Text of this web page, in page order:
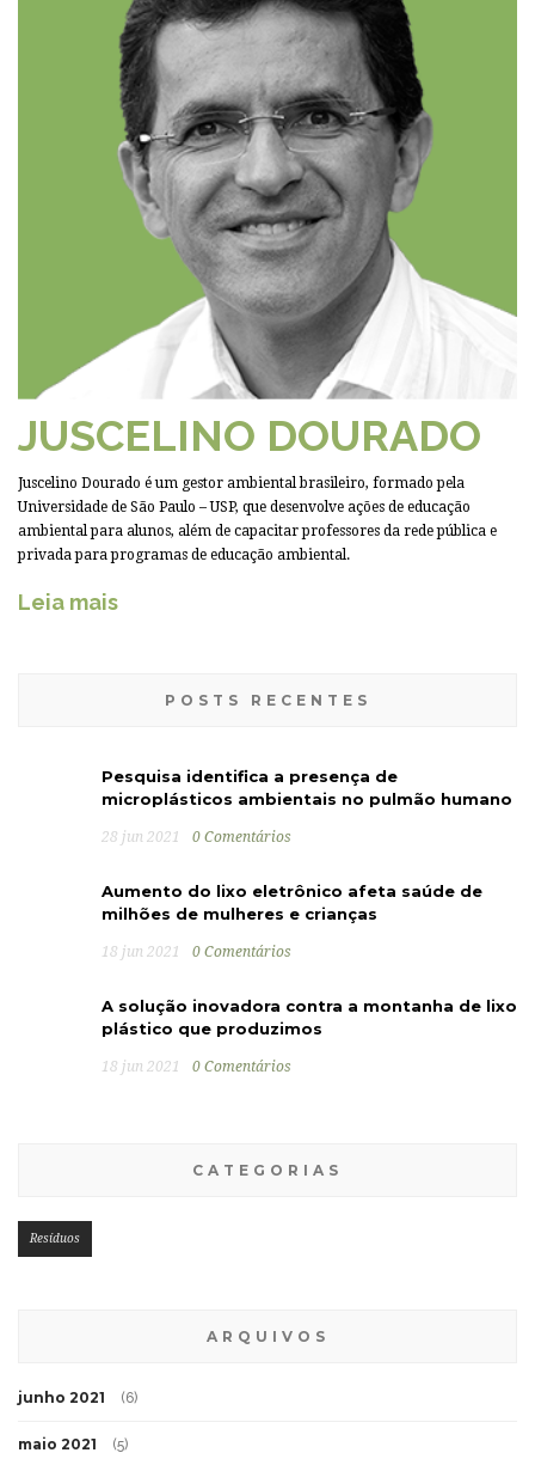
JUSCELINO DOURADO
Juscelino Dourado é um gestor ambiental brasileiro, formado pela
Universidade de São Paulo – USP, que desenvolve ações de educação
ambiental para alunos, além de capacitar professores da rede pública e
privada para programas de educação ambiental.
Leia mais
POSTS RECENTES
Pesquisa identifica a presença de
microplásticos ambientais no pulmão humano
28 jun 2021 0 Comentários
Aumento do lixo eletrônico afeta saúde de
milhões de mulheres e crianças
18 jun 2021 0 Comentários
A solução inovadora contra a montanha de lixo
plástico que produzimos
18 jun 2021 0 Comentários
CATEGORIAS
Resíduos
ARQUIVOS
junho 2021 (6)
maio 2021 (5)